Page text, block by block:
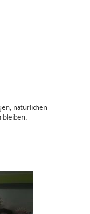
natürlichen
bleiben.